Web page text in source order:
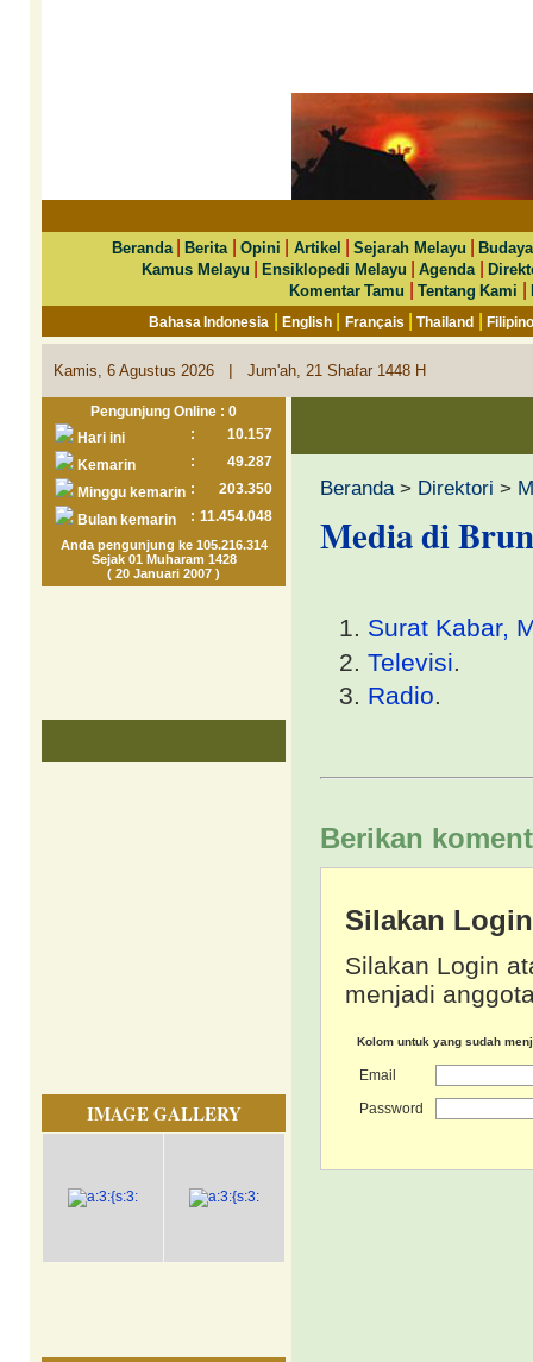
Beranda|Berita Opini Artikel |Sejarah Melayu |
Kamus Melayu
|Ensiklopedi Melayu |Agenda |
Komentar Tamu
|Tentang Kami |
Bahasa Indonesia |English Français |Thailand |
Kamis, 6 Agustus 2026 | Jum'ah, 21 Shafar 1448 H
Pengunjung Online : 0
Hari ini
:
10.157
Kemarin
:
49.287
Minggu kemarin :
203.350
Bulan kemarin
: 11.454.048
Anda pengunjung ke 105.216.314
Sejak 01 Muharam 1428
( 20 Januari 2007 )
IMAGE GALLERY
Beranda> Direktori >
Media di
Surat Kabar,
Televisi.
Radio.
Berikan
Silakan
Silakan Login
menjadi
Kolom untuk yang sudah
Email
Password